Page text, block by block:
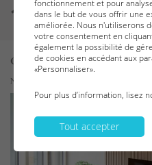
Code 760614
Numéro CITQ : 323694
fonctionnement et pour
dans le but de vous offrir une
améliorée. Nous n'utiliserons
votre consentement en
également la possibilité de
de cookies en accédant aux
«Personnaliser».
Pour plus d’information, lisez
Tout accepter